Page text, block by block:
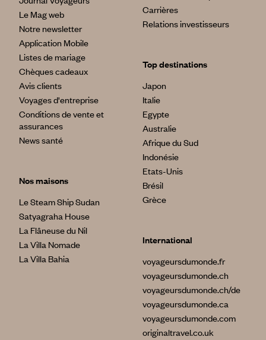
Le Mag web
Notre newsletter
Application Mobile
Listes de mariage
Chèques cadeaux
Avis clients
Voyages d'entreprise
Conditions de vente et
assurances
News santé
Nos maisons
Le Steam Ship Sudan
Satyagraha House
La Flâneuse du Nil
La Villa Nomade
La Villa Bahia
Carrières
Relations investisseurs
Top destinations
Japon
Italie
Egypte
Australie
Afrique du Sud
Indonésie
Etats-Unis
Brésil
Grèce
International
voyageursdumonde.fr
voyageursdumonde.ch
voyageursdumonde.ch/de
voyageursdumonde.ca
voyageursdumonde.com
originaltravel.co.uk